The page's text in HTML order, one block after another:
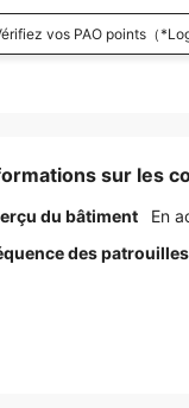
vos PAO points （
sur les
du bâtiment
En
des